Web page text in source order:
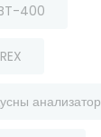
400
анализатор